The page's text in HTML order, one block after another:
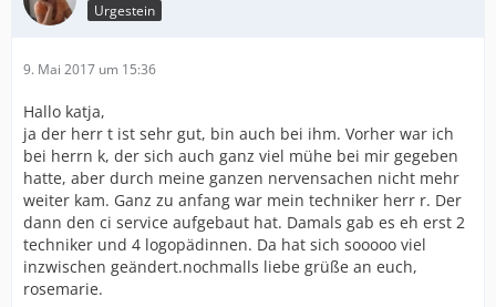
Urgestein
9. Mai 2017 um 15:36
Hallo katja,
ja der herr t ist sehr gut, bin auch bei ihm. Vorher war ich
bei herrn k, der sich auch ganz viel mühe bei mir gegeben
hatte, aber durch meine ganzen nervensachen nicht mehr
weiter kam. Ganz zu anfang war mein techniker herr r. Der
dann den ci service aufgebaut hat. Damals gab es eh erst 2
techniker und 4 logopädinnen. Da hat sich sooooo viel
inzwischen geändert.nochmalls liebe grüße an euch,
rosemarie.